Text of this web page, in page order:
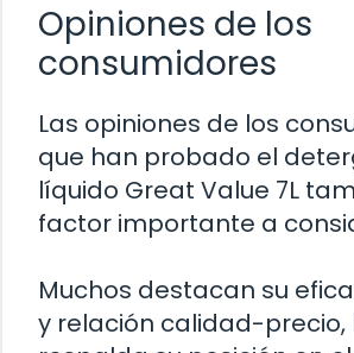
Opiniones de los
consumidores
Las opiniones de los
que han probado el
líquido Great Value 7L
factor importante a
Muchos destacan su
y relación calidad-precio,